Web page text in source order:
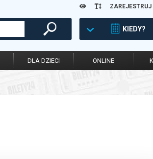
ZAREJESTRUJ
KIEDY?
DLA DZIECI ONLINE